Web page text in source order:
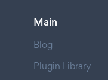
Main
Blog
Plugin Library